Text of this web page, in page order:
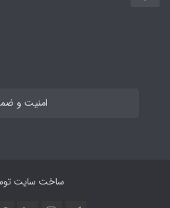
امنیت و
ساخت سایت